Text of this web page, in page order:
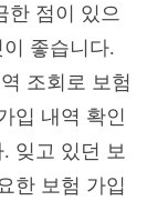
한 점이 있으
좋습니다.
조회로 보험
입 내역 확인
잊고 있던 보
한 보험 가입